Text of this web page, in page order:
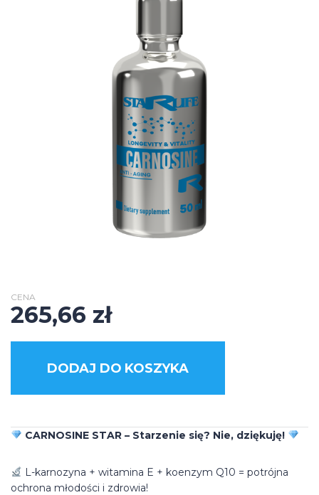
CENA
265,66 zł
DODAJ DO KOSZYKA
CARNOSINE STAR – Starzenie się? Nie, dziękuję!
L-karnozyna + witamina E + koenzym Q10 = potrójna
ochrona młodości i zdrowia!